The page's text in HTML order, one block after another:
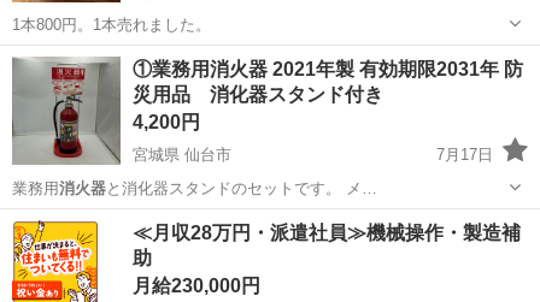
1本800円。1本売れました。
滋賀 彦根市 能登川駅 防災、セキュリティ
①業務用消火器 2021年製 有効期限2031年 防
災用品 消化器スタンド付き
4,200円
宮城県 仙台市
7月17日
業務用消火器 と消化器スタンドのセットです。 メ…
宮城 仙台市 防災、セキュリティ 消火器
≪月収28万円・派遣社員≫機械操作・製造補
助
月給230,000円